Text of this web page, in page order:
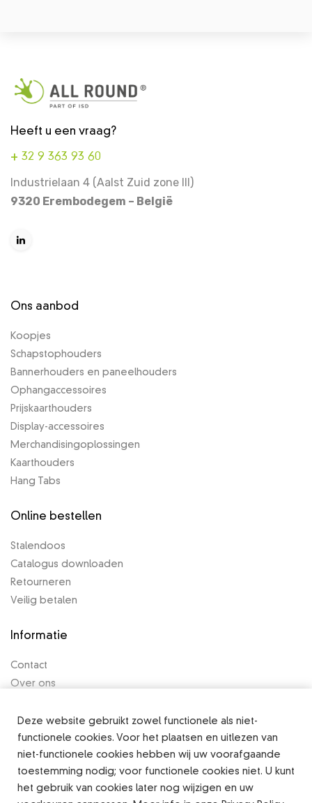
Heeft u een vraag?
+ 32 9 363 93 60
Industrielaan 4 (Aalst Zuid zone III)
9320 Erembodegem – België
Ons aanbod
Koopjes
Schapstophouders
Bannerhouders en paneelhouders
Ophangaccessoires
Prijskaarthouders
Display-accessoires
Merchandisingoplossingen
Kaarthouders
Hang Tabs
Online bestellen
Stalendoos
Catalogus downloaden
Retourneren
Veilig betalen
Informatie
Contact
Over ons
Privacy Policy
Legal notice
Deze website gebruikt zowel functionele als niet-
functionele cookies. Voor het plaatsen en uitlezen van
niet-functionele cookies hebben wij uw voorafgaande
toestemming nodig; voor functionele cookies niet. U kunt
het gebruik van cookies later nog wijzigen en uw